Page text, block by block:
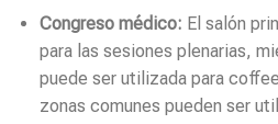
Congreso médico: El salón
para las sesiones plenarias,
puede ser utilizada para
zonas comunes pueden ser